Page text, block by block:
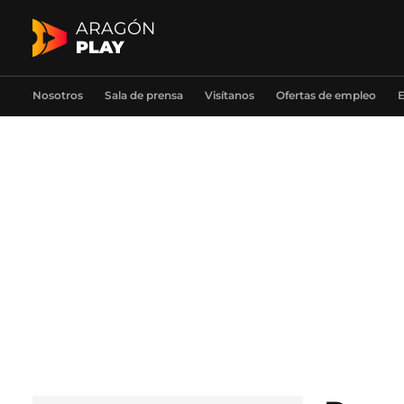
ARAGÓN
PLAY
Nosotros Sala de prensa Visítanos Ofertas de empleo